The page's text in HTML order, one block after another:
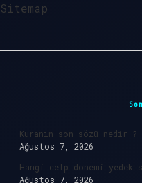
Sitemap
Kuranın son sözü nedir ?
Ağustos 7, 2026
Hangi celp dönemi yedek
Ağustos 7, 2026